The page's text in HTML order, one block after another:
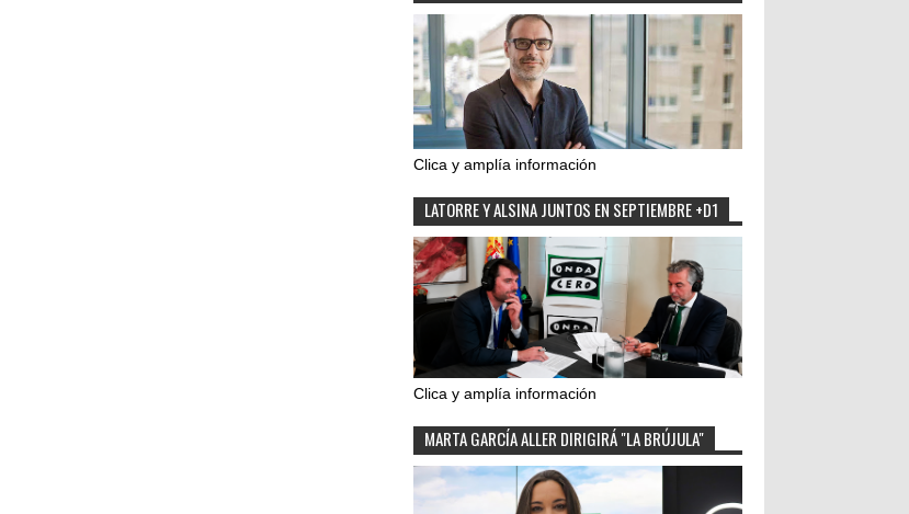
Clica y amplía información
LATORRE Y ALSINA JUNTOS EN SEPTIEMBRE +D1
Clica y amplía información
MARTA GARCÍA ALLER DIRIGIRÁ "LA BRÚJULA"